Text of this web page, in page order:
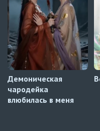
Давай немного
Превью
Демоническая
чародейка
влюбилась в меня